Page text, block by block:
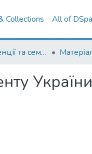
Collections All of
012. Конференції та семінари НаУКМА